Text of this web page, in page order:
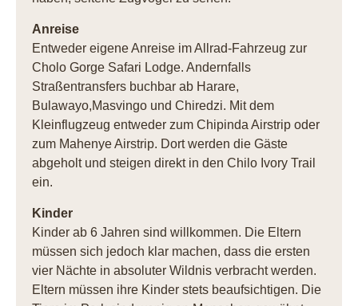
Anreise
Entweder eigene Anreise im Allrad-Fahrzeug zur
Cholo Gorge Safari Lodge. Andernfalls
Straßentransfers buchbar ab Harare,
Bulawayo,Masvingo und Chiredzi. Mit dem
Kleinflugzeug entweder zum Chipinda Airstrip oder
zum Mahenye Airstrip. Dort werden die Gäste
abgeholt und steigen direkt in den Chilo Ivory Trail
ein.
Kinder
Kinder ab 6 Jahren sind willkommen. Die Eltern
müssen sich jedoch klar machen, dass die ersten
vier Nächte in absoluter Wildnis verbracht werden.
Eltern müssen ihre Kinder stets beaufsichtigen. Die